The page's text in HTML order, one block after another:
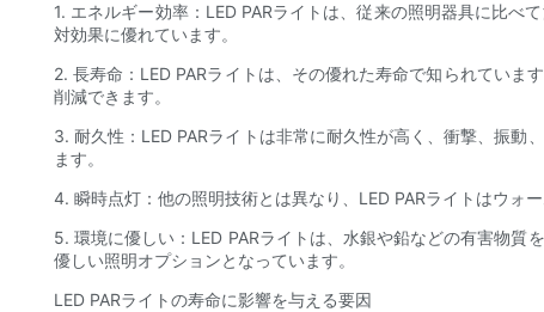
1. エネルギー効率：LED PARライトは、従来の照明器具に比
対効果に優れています。
2. 長寿命：LED PARライトは、その優れた寿命で知られていま
削減できます。
3. 耐久性：LED PARライトは非常に耐久性が高く、衝撃、振
ます。
4. 瞬時点灯：他の照明技術とは異なり、LED PARライトはウォ
5. 環境に優しい：LED PARライトは、水銀や鉛などの有害物
優しい照明オプションとなっています。
LED PARライトの寿命に影響を与える要因